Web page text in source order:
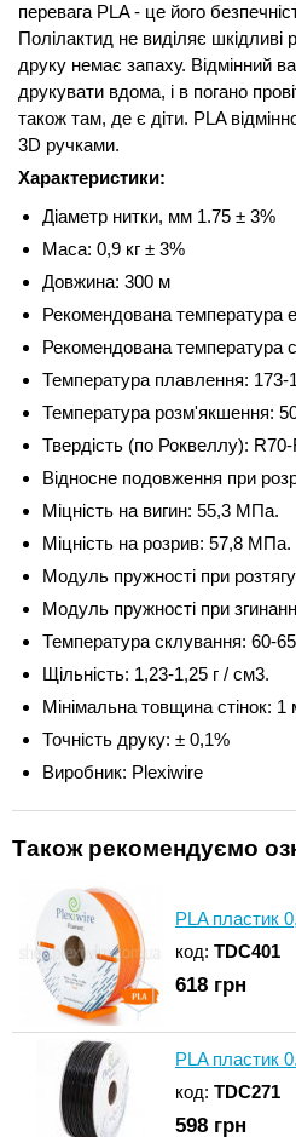
перевага PLA - це його
Полілактид не виділяє шкідливі
друку немає запаху. Відмінний
друкувати вдома, і в погано
також там, де є діти. PLA
3D ручками.
Характеристики:
Діаметр нитки, мм 1.75 ± 3%
Маса: 0,9 кг ± 3%
Довжина: 300 м
Рекомендована температура
Рекомендована температура
Температура плавлення: 173-
Температура розм'якшення:
Твердість (по Роквеллу):
Відносне подовження при
Міцність на вигин: 55,3 МПа.
Міцність на розрив: 57,8 МПа.
Модуль пружності при
Модуль пружності при
Температура склування: 60-
Щільність: 1,23-1,25 г / см3.
Мінімальна товщина стінок: 1
Точність друку: ± 0,1%
Виробник: Plexiwire
Також рекомендуємо
PLA пластик
код: TDC401
618 грн
PLA пластик
код: TDC271
598 грн